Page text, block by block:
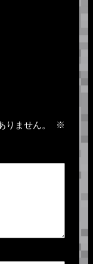
ません。
※